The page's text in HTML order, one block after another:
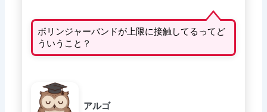
ボリンジャーバンドが上限に接触してるってど
ういうこと？
アルゴ